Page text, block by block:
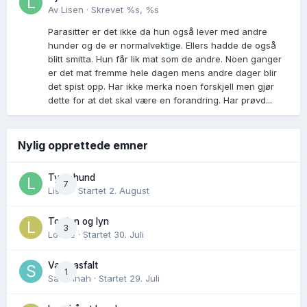
Av Lisen · Skrevet %s, %s
Parasitter er det ikke da hun også lever med andre
hunder og de er normalvektige. Ellers hadde de også
blitt smitta. Hun får lik mat som de andre. Noen ganger
er det mat fremme hele dagen mens andre dager blir
det spist opp. Har ikke merka noen forskjell men gjør
dette for at det skal være en forandring. Har prøvd...
Nylig opprettede emner
7
Tynn hund
Lisen
· Startet 2. August
3
Torden og lyn
Lovise · Startet 30. Juli
1
Varm asfalt
Savannah · Startet 29. Juli